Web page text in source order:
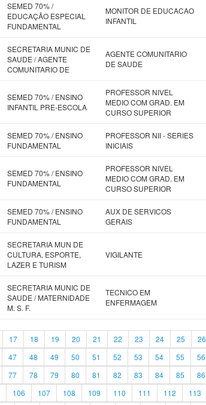
SEMED 70% /
EDUCAÇÃO ESPECIAL
FUNDAMENTAL
MONITOR DE EDUCACAO
INFANTIL
SECRETARIA MUNIC DE
SAUDE / AGENTE
COMUNITARIO DE
AGENTE COMUNITARIO
DE SAUDE
SEMED 70% / ENSINO
INFANTIL PRE-ESCOLA
PROFESSOR NIVEL
MEDIO COM GRAD. EM
CURSO SUPERIOR
SEMED 70% / ENSINO
FUNDAMENTAL
PROFESSOR NII - SERIES
INICIAIS
SEMED 70% / ENSINO
FUNDAMENTAL
PROFESSOR NIVEL
MEDIO COM GRAD. EM
CURSO SUPERIOR
SEMED 70% / ENSINO
FUNDAMENTAL
AUX DE SERVICOS
GERAIS
SECRETARIA MUN DE
CULTURA, ESPORTE,
LAZER E TURISM
VIGILANTE
SECRETARIA MUNIC DE
SAUDE / MATERNIDADE
M. S. F.
TECNICO EM
ENFERMAGEM
17 18 19 20 21 22 23 24 25 26
47 48 49 50 51 52 53 54 55 56
77 78 79 80 81 82 83 84 85 86
106 107 108 109 110 111 112 113